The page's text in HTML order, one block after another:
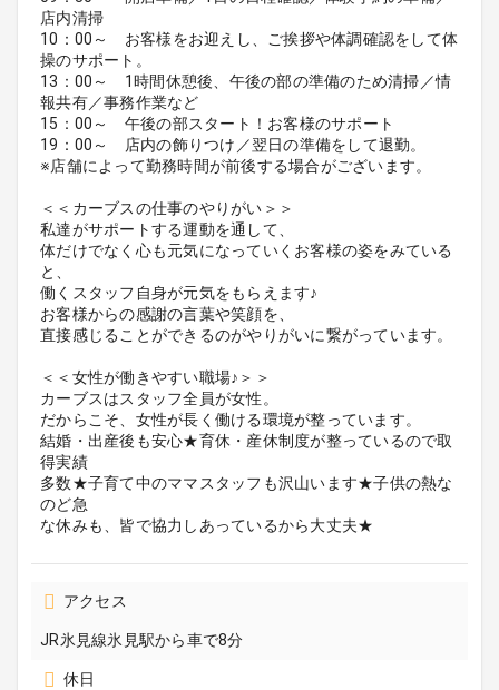
店内清掃
10：00～ お客様をお迎えし、ご挨拶や体調確認をして体
操のサポート。
13：00～ 1時間休憩後、午後の部の準備のため清掃／情
報共有／事務作業など
15：00～ 午後の部スタート！お客様のサポート
19：00～ 店内の飾りつけ／翌日の準備をして退勤。
※店舗によって勤務時間が前後する場合がございます。
＜＜カーブスの仕事のやりがい＞＞
私達がサポートする運動を通して、
体だけでなく心も元気になっていくお客様の姿をみている
と、
働くスタッフ自身が元気をもらえます♪
お客様からの感謝の言葉や笑顔を、
直接感じることができるのがやりがいに繋がっています。
＜＜女性が働きやすい職場♪＞＞
カーブスはスタッフ全員が女性。
だからこそ、女性が長く働ける環境が整っています。
結婚・出産後も安心★育休・産休制度が整っているので取
得実績
多数★子育て中のママスタッフも沢山います★子供の熱な
のど急
な休みも、皆で協力しあっているから大丈夫★
アクセス
JR氷見線氷見駅から車で8分
休日